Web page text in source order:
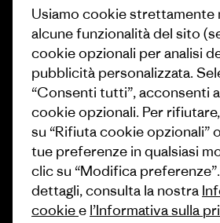
1% For The Planet
Come finanziamo
Buoni regalo
Trova un negozio
Industry
Programma
Patagonia
sito
© 2026 Patagonia, Inc. All Rights Reserved.
Usiamo cookie strettamente
alcune funzionalità del sito
cookie opzionali per analisi
pubblicità personalizzata.
“Consenti tutti”, acconsenti
cookie opzionali. Per
su “Rifiuta cookie opzionali”
tue preferenze in qualsiasi
clic su “Modifica
dettagli, consulta la nostra
cookiee l’Informativa sulla